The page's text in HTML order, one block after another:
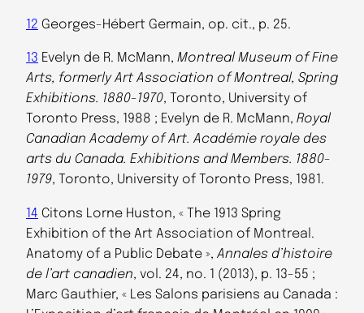
12 Georges-Hébert Germain, op. cit., p. 25.
13 Evelyn de R. McMann, Montreal Museum of Fine
Arts, formerly Art Association of Montreal, Spring
Exhibitions. 1880-1970, Toronto, University of
Toronto Press, 1988 ; Evelyn de R. McMann, Royal
Canadian Academy of Art. Académie royale des
arts du Canada. Exhibitions and Members. 1880-
1979, Toronto, University of Toronto Press, 1981.
14 Citons Lorne Huston, « The 1913 Spring
Exhibition of the Art Association of Montreal.
Anatomy of a Public Debate », Annales d’histoire
de l’art canadien, vol. 24, no. 1 (2013), p. 13-55 ;
Marc Gauthier, « Les Salons parisiens au Canada :